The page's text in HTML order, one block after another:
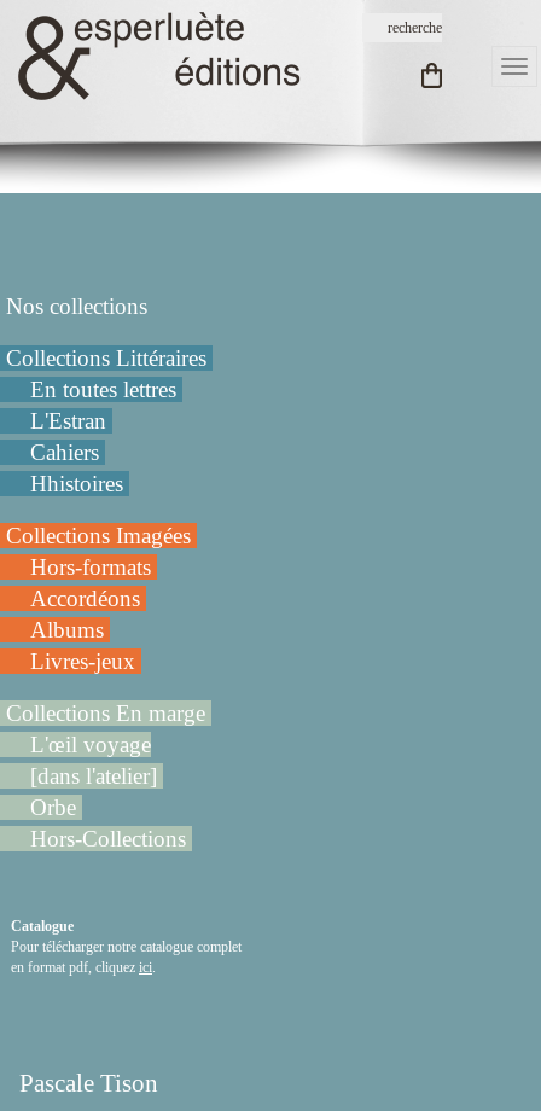
Nos collections
Collections Littéraires
En toutes lettres
L'Estran
Cahiers
Hhistoires
Collections Imagées
Hors-formats
Accordéons
Albums
Livres-jeux
Collections En marge
L'œil voyage
[dans l'atelier]
Orbe
Hors-Collections
Catalogue
Pour télécharger notre catalogue complet
en format pdf, cliquez ici
Pascale Tison